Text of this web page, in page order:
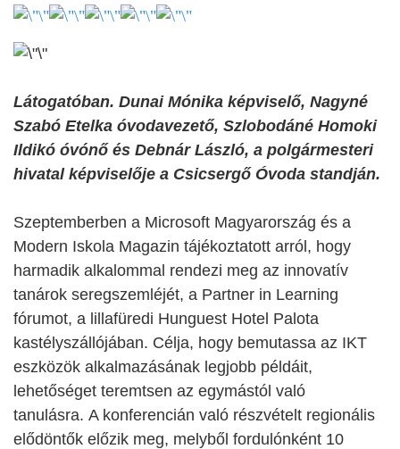
Látogatóban. Dunai Mónika képviselő, Nagyné
Szabó Etelka óvodavezető, Szlobodáné Homoki
Ildikó óvónő és Debnár László, a polgármesteri
hivatal képviselője a Csicsergő Óvoda standján.
Szeptemberben a Microsoft Magyarország és a
Modern Iskola Magazin tájékoztatott arról, hogy
harmadik alkalommal rendezi meg az innovatív
tanárok seregszemléjét, a Partner in Learning
fórumot, a lillafüredi Hunguest Hotel Palota
kastélyszállójában. Célja, hogy bemutassa az IKT
eszközök alkalmazásának legjobb példáit,
lehetőséget teremtsen az egymástól való
tanulásra. A konferencián való részvételt regionális
elődöntők előzik meg, melyből fordulónként 10